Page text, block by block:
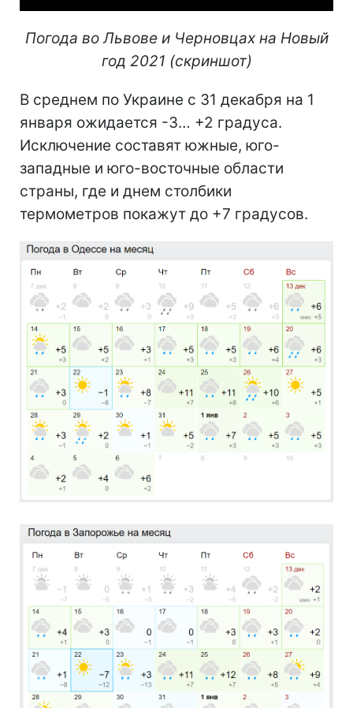
Погода во Львове и Черновцах на Новый
год 2021 (скриншот)
В среднем по Украине с 31 декабря на 1
января ожидается -3… +2 градуса.
Исключение составят южные, юго-
западные и юго-восточные области
страны, где и днем столбики
термометров покажут до +7 градусов.